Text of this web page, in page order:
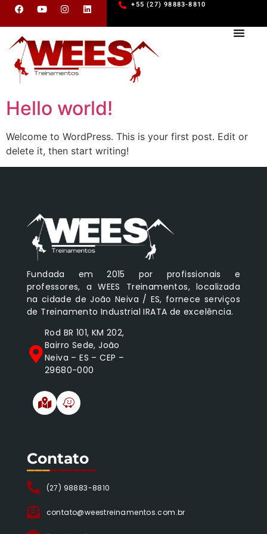
+55 (27) 98883-8810
Hello world!
Welcome to WordPress. This is your first post. Edit or
delete it, then start writing!
Fundada em 2015 por profissionais e
professores, a WEES Treinamentos, localizada
na cidade de João Neiva / ES, fornece serviços
de Treinamento Industrial IRATA de excelência.
Rod BR 101, KM 202,
Bairro Sede, João
Neiva – ES – CEP –
29680-000
Contato
(27) 98883-8810
contato@weestreinamentos.com.br
_________